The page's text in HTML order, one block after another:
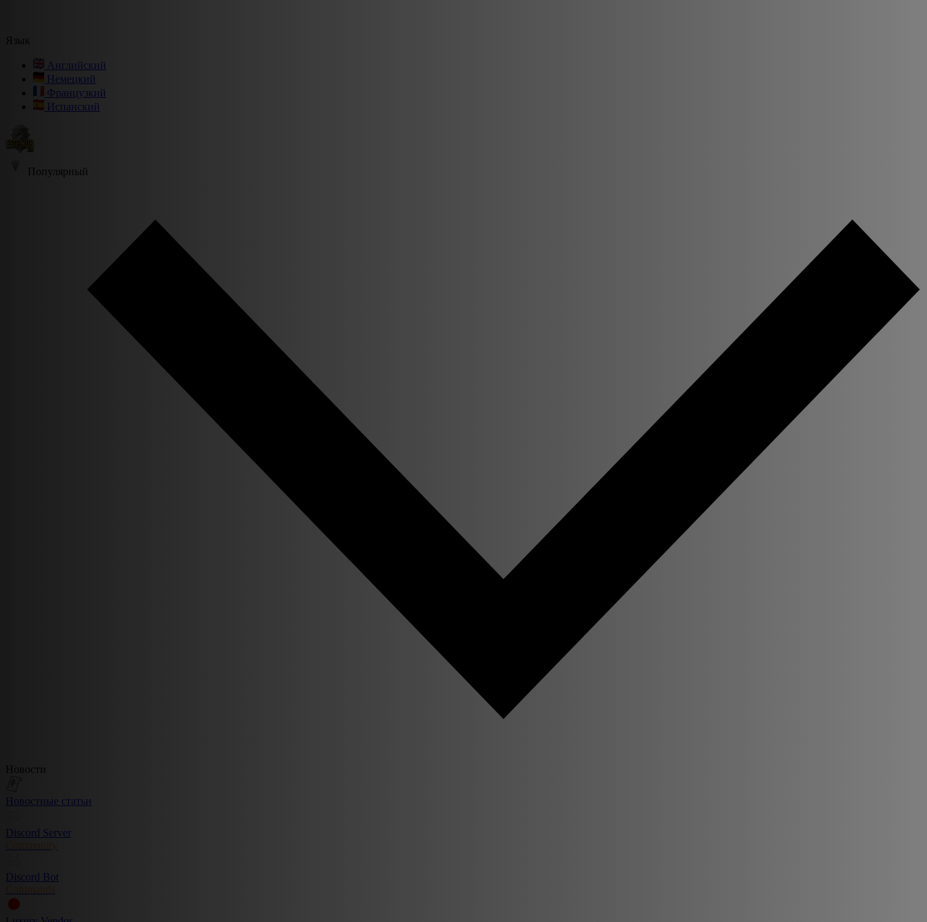
Язык
Английский
Немецкий
Французкий
Испанский
Популярный
Новости
Новостные статьи
Discord Server
Community
Discord Bot